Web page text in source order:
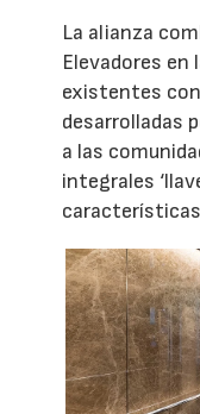
La alianza
Elevadores
existentes
desarrolladas
a las
integrales